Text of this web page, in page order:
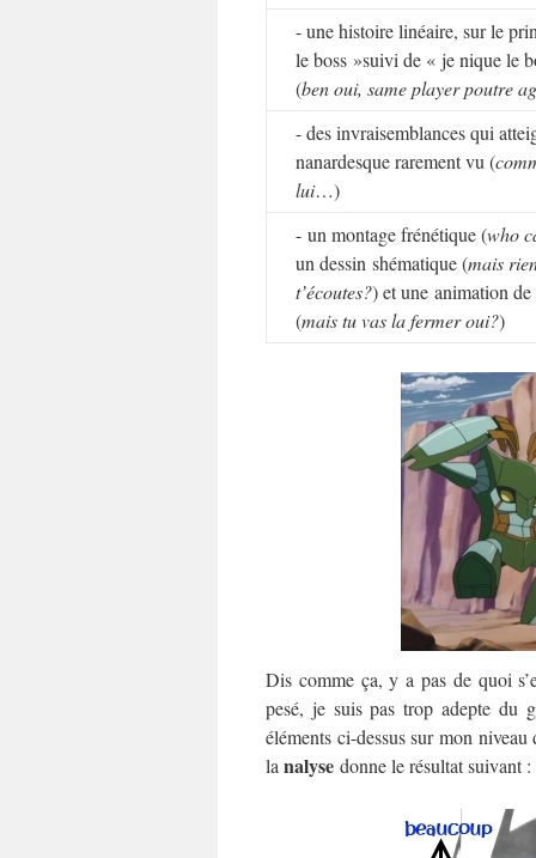
- une histoire linéaire, sur le
le boss »suivi de « je nique le
(ben oui, same player poutre
- des invraisemblances qui
nanardesque rarement vu (
lui…)
- un montage frénétique (who
un dessin shématique (mais
t’écoutes?) et une animation
(mais tu vas la fermer oui?)
Dis comme ça, y a pas de quoi
pesé, je suis pas trop adepte du
éléments ci-dessus sur mon
la nalyse donne le résultat suivant :